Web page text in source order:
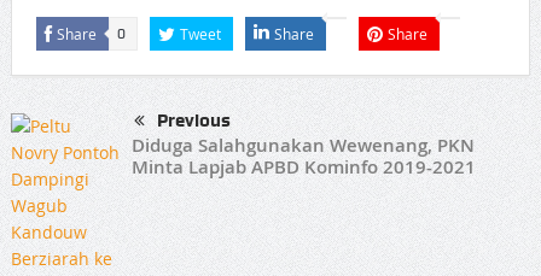
Share 0 Tweet Share Share
Previous
Diduga Salahgunakan Wewenang, PKN
Minta Lapjab APBD Kominfo 2019-2021